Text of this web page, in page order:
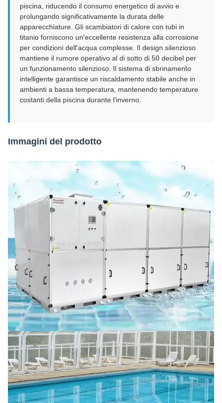
piscina, riducendo il consumo energetico di avvio e
prolungando significativamente la durata delle
apparecchiature. Gli scambiatori di calore con tubi in
titanio forniscono un'eccellente resistenza alla corrosione
per condizioni dell'acqua complesse. Il design silenzioso
mantiene il rumore operativo al di sotto di 50 decibel per
un funzionamento silenzioso. Il sistema di sbrinamento
intelligente garantisce un riscaldamento stabile anche in
ambienti a bassa temperatura, mantenendo temperature
costanti della piscina durante l'inverno.
Immagini del prodotto